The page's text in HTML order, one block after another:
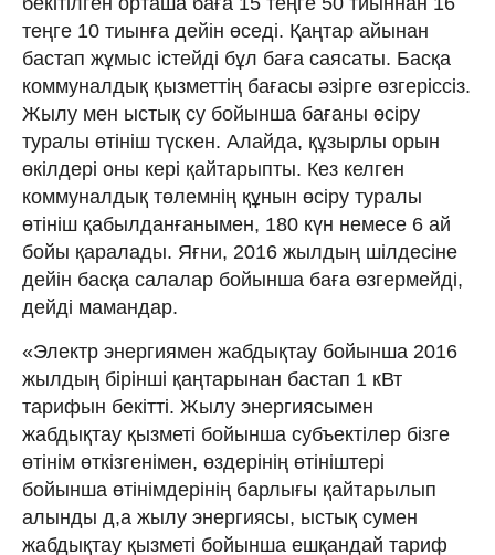
теңге 10 тиынға дейін өседі. Қаңтар айынан
бастап жұмыс істейді бұл баға саясаты. Басқа
коммуналдық қызметтің бағасы әзірге өзгеріссіз.
Жылу мен ыстық су бойынша бағаны өсіру
туралы өтініш түскен. Алайда, құзырлы орын
өкілдері оны кері қайтарыпты. Кез келген
коммуналдық төлемнің құнын өсіру туралы
өтініш қабылданғанымен, 180 күн немесе 6 ай
бойы қаралады. Яғни, 2016 жылдың шілдесіне
дейін басқа салалар бойынша баға өзгермейді,
дейді мамандар.
«Электр энергиямен жабдықтау бойынша 2016
жылдың бірінші қаңтарынан бастап 1 кВт
тарифын бекітті. Жылу энергиясымен
жабдықтау қызметі бойынша субъектілер бізге
өтінім өткізгенімен, өздерінің өтініштері
бойынша өтінімдерінің барлығы қайтарылып
алынды д,а жылу энергиясы, ыстық сумен
жабдықтау қызметі бойынша ешқандай тариф